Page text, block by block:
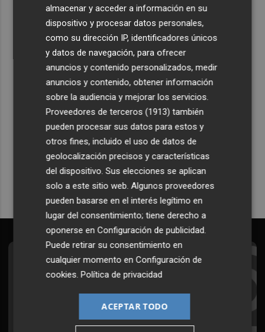
Estos son los estrenos que abren la cartelera en agosto:
de la comedia 'El último mono' a una nueva entrega de
'La Patrulla Canina'
Recibe toda la actualidad de
Plaza Podcast en tu correo
Quiero suscribirme
Suscríbete al Boletín
¡Quiero suscribirme!
almacenar y acceder a información en su
dispositivo y procesar datos personales,
como su dirección IP, identificadores únicos
y datos de navegación, para ofrecer
anuncios y contenido personalizados, medir
anuncios y contenido, obtener información
sobre la audiencia y mejorar los servicios.
Proveedores de terceros (1913) también
pueden procesar sus datos para estos y
otros fines, incluido el uso de datos de
geolocalización precisos y características
del dispositivo. Sus elecciones se aplican
solo a este sitio web. Algunos proveedores
pueden basarse en el interés legítimo en
lugar del consentimiento; tiene derecho a
oponerse enConfiguración de publicidad.
Puede retirar su consentimiento en
cualquier momento enConfiguración de
cookies.Política de privacidad
ACEPTAR TODO